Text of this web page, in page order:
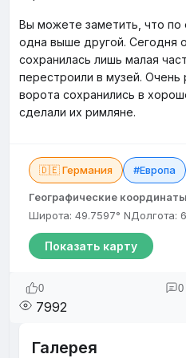
Вы можете заметить, что по
одна выше другой. Сегодня
сохранилась лишь малая
перестроили в музей. Очень
ворота сохранились в
сделали их римляне.
🇩🇪 Германия #Европа
Географические координаты
Широта: 49.7597° NДолгота:
Показать карту
0 0
7992
Галерея